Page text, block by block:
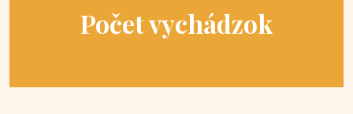
Počet vychádzok